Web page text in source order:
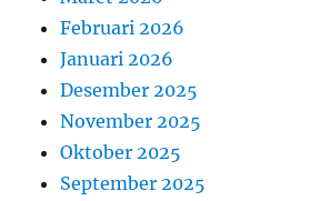
Februari 2026
Januari 2026
Desember 2025
November 2025
Oktober 2025
September 2025